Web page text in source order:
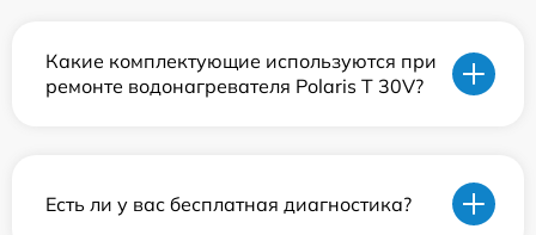
Какие комплектующие используются при
ремонте водонагревателя Polaris T 30V?
Есть ли у вас бесплатная диагностика?